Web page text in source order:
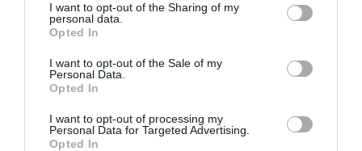
I want to opt-out of the Sharing of my
personal data.
Opted In
I want to opt-out of the Sale of my
Personal Data.
Opted In
I want to opt-out of processing my
Personal Data for Targeted Advertising.
Opted In